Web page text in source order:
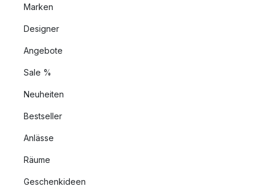
Marken
Designer
Angebote
Sale %
Neuheiten
Bestseller
Anlässe
Räume
Geschenkideen